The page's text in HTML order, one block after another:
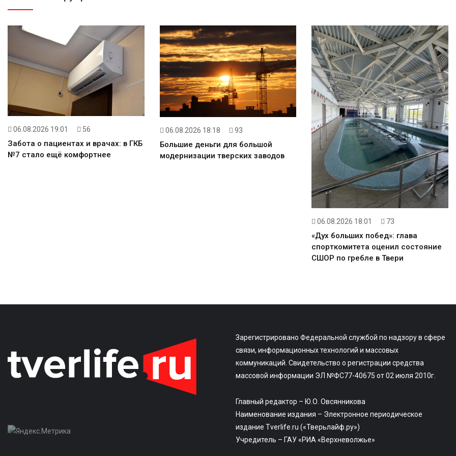
06.08.2026 19:01 56
Забота о пациентах и врачах: в ГКБ
№7 стало ещё комфортнее
06.08.2026 18:18 93
Большие деньги для большой
модернизации тверских заводов
06.08.2026 18:01 73
«Дух больших побед»: глава
спорткомитета оценил состояние
СШОР по гребле в Твери
Зарегистрировано Федеральной службой по надзору в сфере
связи, информационных технологий и массовых
коммуникаций. Свидетельство о регистрации средства
массовой информации ЭЛ №ФС77-40675 от 02 июля 2010г.
Главный редактор – Ю.О. Овсянникова
Наименование издания – Электронное периодическое
издание Tverlife.ru («Тверьлайф.ру»)
Учредитель – ГАУ «РИА «Верхневолжье»